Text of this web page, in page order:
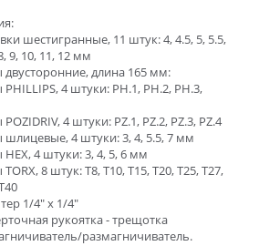
шестигранные, 11 штук: 4, 4.5, 5, 5.5,
9, 10, 11, 12 мм
двусторонние, длина 165 мм:
PHILLIPS, 4 штуки: PH.1, PH.2, PH.3,
4 штуки: PZ.1, PZ.2, PZ.3, PZ.4
шлицевые, 4 штуки: 3, 4, 5.5, 7 мм
HEX, 4 штуки: 3, 4, 5, 6 мм
8 штук: T8, T10, T15, T20, T25, T27,
1/4" x 1/4"
рукоятка - трещотка
размагничиватель.